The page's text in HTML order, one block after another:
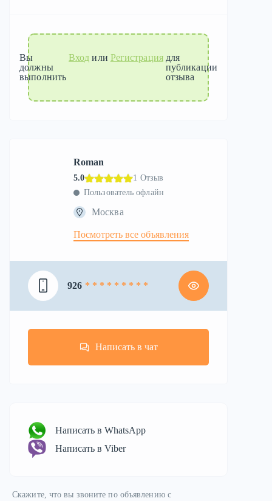
Вы
должны
выполнить
Вход или Регистрация для
публикации
отзыва
Roman
5.0
1 Отзыв
Пользователь офлайн
Москва
Посмотреть все объявления
926 * * * * * * * * *
Написать в чат
Написать в WhatsApp
Написать в Viber
Скажите, что вы звоните по объявлению с